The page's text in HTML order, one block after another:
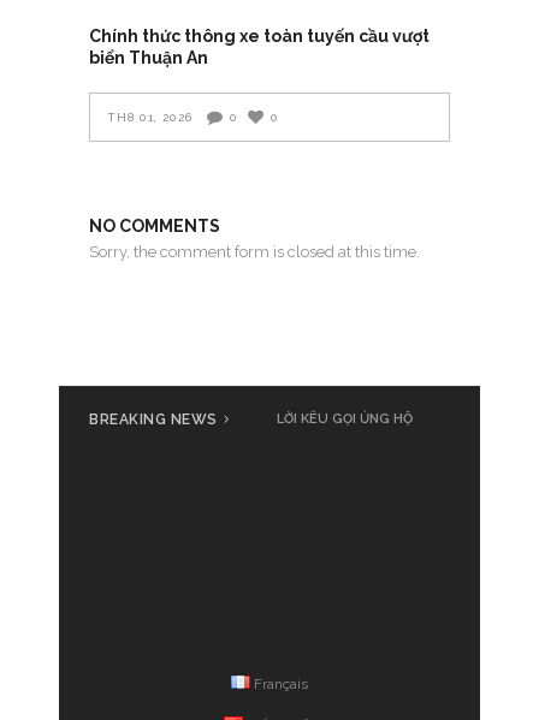
Chính thức thông xe toàn tuyến cầu vượt
biển Thuận An
TH8 01, 2026 0 0
NO COMMENTS
Sorry, the comment form is closed at this time.
BREAKING NEWS LỜI KÊU GỌI ỦNG HỘ
Cả nước cùng đồng loạt phát
Français